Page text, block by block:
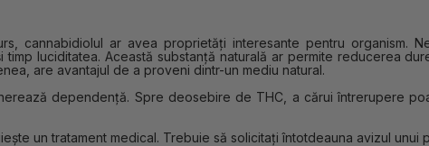
cannabidiolul ar avea proprietăți interesante pentru organism.
luciditatea. Această substanță naturală ar permite reducerea
are avantajul de a proveni dintr-un mediu natural.
dependență. Spre deosebire de THC, a cărui întrerupere
un tratament medical. Trebuie să solicitați întotdeauna avizul unui